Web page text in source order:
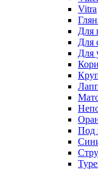
Vitra
Для
Для
Для
Под